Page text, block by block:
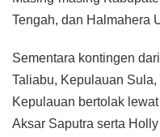
Tengah, dan Halmahera
Sementara kontingen
Taliabu, Kepulauan
Kepulauan bertolak
Aksar Saputra serta